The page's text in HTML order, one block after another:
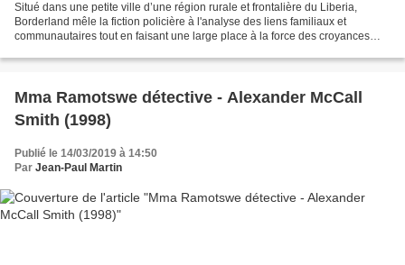
Situé dans une petite ville d’une région rurale et frontalière du Liberia,
Borderland mêle la fiction policière à l'analyse des liens familiaux et
communautaires tout en faisant une large place à la force des croyances
Mma Ramotswe détective - Alexander McCall
Smith (1998)
Publié le 14/03/2019 à 14:50
Par Jean-Paul Martin